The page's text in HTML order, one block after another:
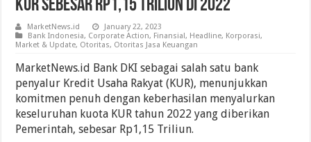
KUR Sebesar Rp1,15 Triliun Di 2022
MarketNews.id
January 22, 2023
Bank Indonesia, Corporate Action, Finansial, Headline, Korporasi,
Market & Update, Otoritas, Otoritas Jasa Keuangan
MarketNews.id Bank DKI sebagai salah satu bank
penyalur Kredit Usaha Rakyat (KUR), menunjukkan
komitmen penuh dengan keberhasilan menyalurkan
keseluruhan kuota KUR tahun 2022 yang diberikan
Pemerintah, sebesar Rp1,15 Triliun.